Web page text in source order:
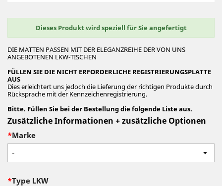
Dieses Produkt wird speziell für Sie angefertigt
DIE MATTEN PASSEN MIT DER ELEGANZREIHE DER VON UNS
ANGEBOTENEN LKW-TISCHEN
FÜLLEN SIE DIE NICHT ERFORDERLICHE REGISTRIERUNGSPLATTE
AUS
Dies erleichtert uns jedoch die Lieferung der richtigen Produkte durch
Rücksprache mit der Kennzeichenregistrierung.
Bitte. Füllen Sie bei der Bestellung die folgende Liste aus.
Zusätzliche Informationen + zusätzliche Optionen
*Marke
-
*Type LKW